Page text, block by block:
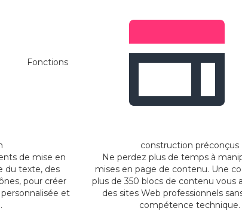
Fonctions
de mise en
du texte, des
pour créer
et
construction préconçus
Ne perdez plus de temps à
mises en page de contenu. Une
plus de 350 blocs de contenu vous
des sites Web professionnels
compétence technique.